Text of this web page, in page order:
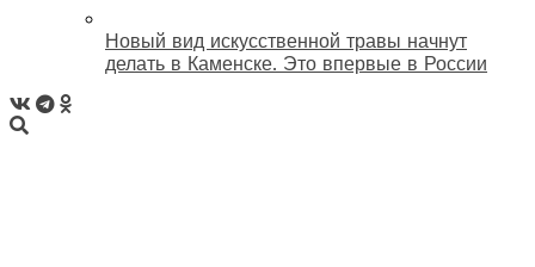
Новый вид искусственной травы начнут
делать в Каменске. Это впервые в России